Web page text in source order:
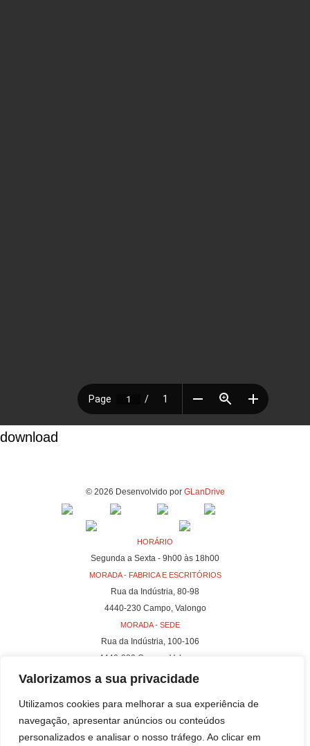
Valorizamos a sua privacidade
Utilizamos cookies para melhorar a sua experiência de
navegação, apresentar anúncios ou conteúdos
personalizados e analisar o nosso tráfego. Ao clicar em
download
© 2026 Desenvolvido por GLanDrive
HORÁRIO
Segunda a Sexta - 9h00 às 18h00
MORADA - FABRICA E ESCRITÓRIOS
Rua da Indústria, 80-98
4440-230 Campo, Valongo
MORADA - SEDE
Rua da Indústria, 100-106
4440-230 Campo, Valongo